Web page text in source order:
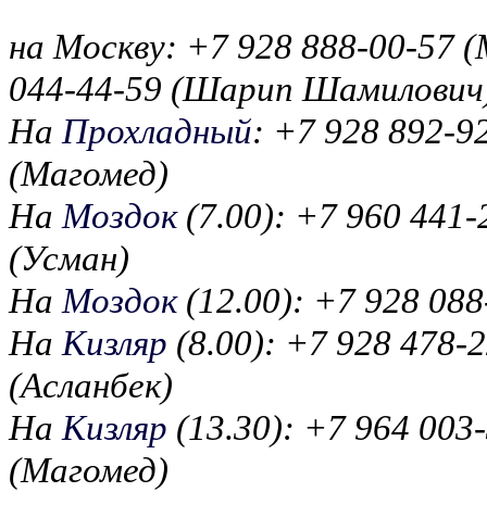
на Москву: +7 928 888-00-57
044-44-59 (Шарип
На Прохладный: +7 928 892-
(Магомед)
На Моздок(7.00): +7 960 441-
(Усман)
На Моздок(12.00): +7 928
На Кизляр (8.00): +7 928 478-
(Асланбек)
На Кизляр (13.30): +7 964
(Магомед)